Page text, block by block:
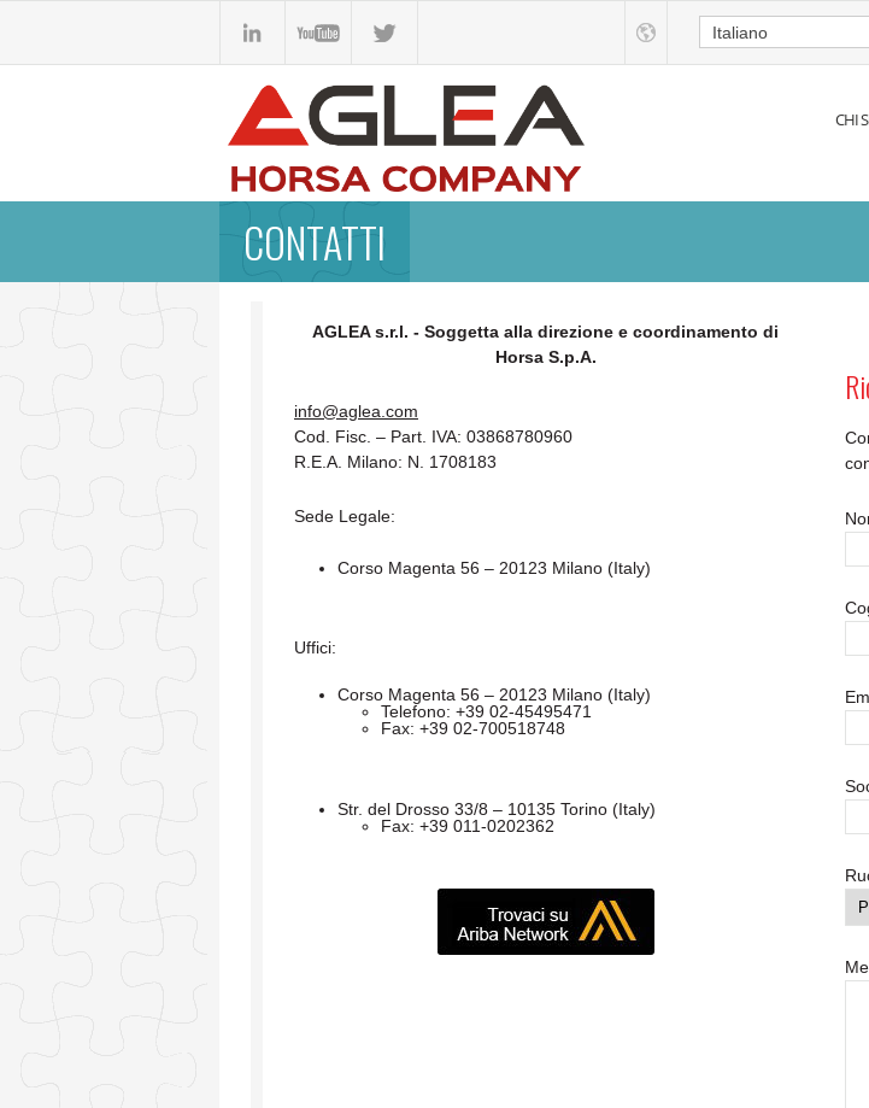
Italiano
CHI
CONTATTI
AGLEA s.r.l. - Soggetta alla direzione e coordinamento di
Horsa S.p.A.
info@aglea.com
Cod. Fisc. – Part. IVA: 03868780960
R.E.A. Milano: N. 1708183
Sede Legale:
Corso Magenta 56 – 20123 Milano (Italy)
Uffici:
Corso Magenta 56 – 20123 Milano (Italy)
Telefono: +39 02-45495471
Fax: +39 02-700518748
Str. del Drosso 33/8 – 10135 Torino (Italy)
Fax: +39 011-0202362